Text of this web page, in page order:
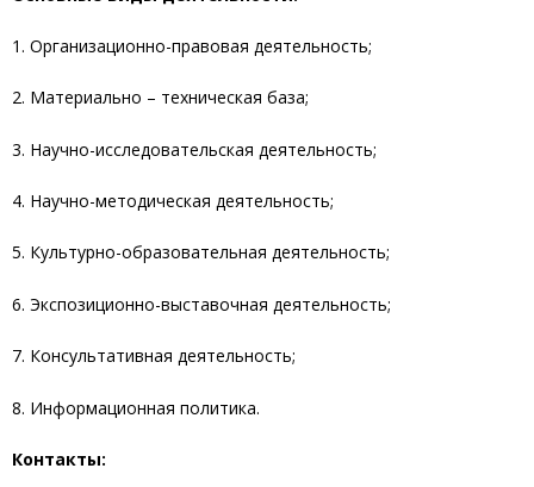
1. Организационно-правовая деятельность;
2. Материально – техническая база;
3. Научно-исследовательская деятельность;
4. Научно-методическая деятельность;
5. Культурно-образовательная деятельность;
6. Экспозиционно-выставочная деятельность;
7. Консультативная деятельность;
8. Информационная политика.
Контакты: